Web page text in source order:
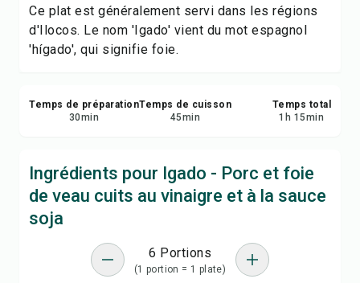
Ce plat est généralement servi dans les régions
d'Ilocos. Le nom 'Igado' vient du mot espagnol
'hígado', qui signifie foie.
Temps de préparation
30min
Temps de cuisson
45min
Temps total
1 h 15min
Ingrédients pour Igado - Porc et foie
de veau cuits au vinaigre et à la sauce
soja
6 Portions
(1 portion = 1 plate)